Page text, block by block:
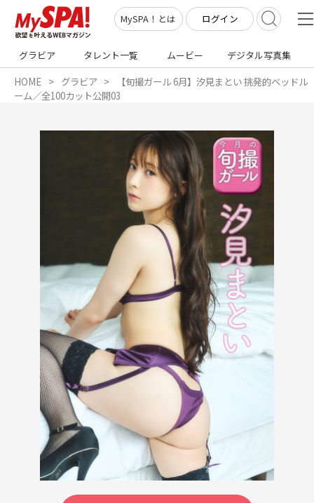
MySPA！とは ログイン
グラビア タレント一覧 ムービー デジタル写真集
HOME グラビア
【旬撮ガール 6月】汐見まとい 挑発的ベッドル
ーム／全100カット公開03